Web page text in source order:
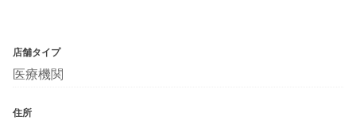
店舗タイプ
医療機関
住所